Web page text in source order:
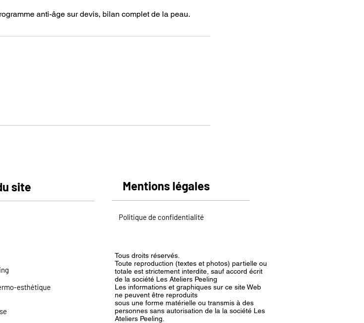
anti-âge sur devis, bilan complet de la peau.
site Mentions légales
Politique de confidentialité
esthétique
Tous droits réservés.
Toute reproduction (textes et photos) partielle ou
totale est strictement interdite, sauf accord écrit
de la société Les Ateliers Peeling
Les informations et graphiques sur ce site Web
ne peuvent être reproduits
sous une forme matérielle ou transmis à des
personnes sans autorisation de la la société Les
Ateliers Peeling.